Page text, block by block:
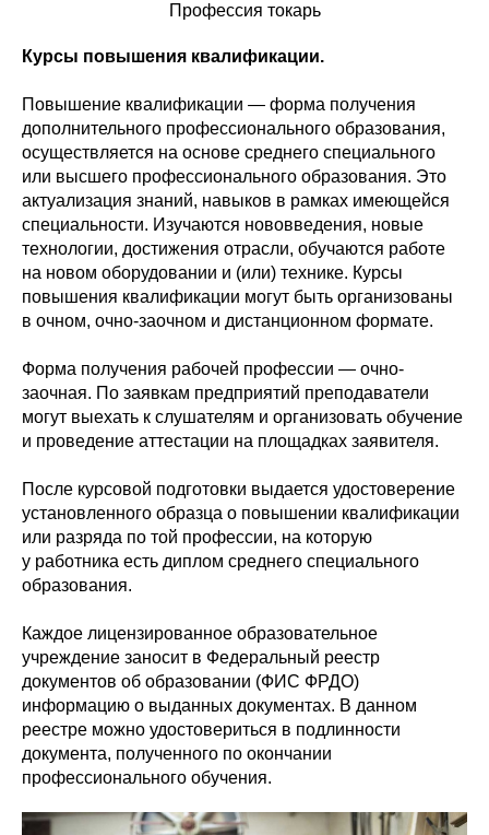
Профессия токарь
Курсы повышения квалификации.
Повышение квалификации — форма получения
дополнительного профессионального образования,
осуществляется на основе среднего специального
или высшего профессионального образования. Это
актуализация знаний, навыков в рамках имеющейся
специальности. Изучаются нововведения, новые
технологии, достижения отрасли, обучаются работе
на новом оборудовании и (или) технике. Курсы
повышения квалификации могут быть организованы
в очном, очно-заочном и дистанционном формате.
Форма получения рабочей профессии — очно-
заочная. По заявкам предприятий преподаватели
могут выехать к слушателям и организовать обучение
и проведение аттестации на площадках заявителя.
После курсовой подготовки выдается удостоверение
установленного образца о повышении квалификации
или разряда по той профессии, на которую
у работника есть диплом среднего специального
образования.
Каждое лицензированное образовательное
учреждение заносит в Федеральный реестр
документов об образовании (ФИС ФРДО)
информацию о выданных документах. В данном
реестре можно удостовериться в подлинности
документа, полученного по окончании
профессионального обучения.